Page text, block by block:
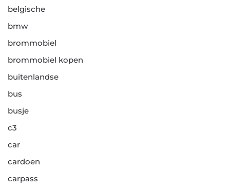
belgische
bmw
brommobiel
brommobiel kopen
buitenlandse
bus
busje
c3
car
cardoen
carpass